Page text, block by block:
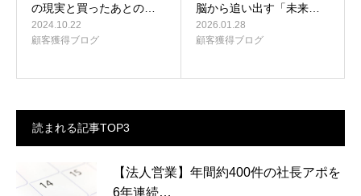
の現実と買ったあとの…
2024.10.22
顧客獲得ブログ
脳から追い出す「未来…
2026.01.28
顧客獲得ブログ
読まれる記事TOP3
【法人営業】年間約400件の社長アポを
6年連続…